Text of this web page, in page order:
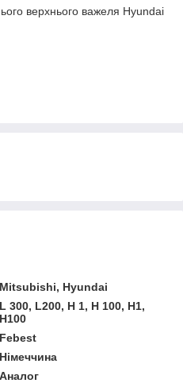
верхнього важеля Hyundai
Mitsubishi, Hyundai
L 300, L200, H 1, H 100, H1,
H100
Febest
Німеччина
Аналог